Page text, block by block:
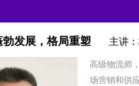
勃发展，格局重塑 主讲
高级物流师
场营销和供
有限公司
限公司